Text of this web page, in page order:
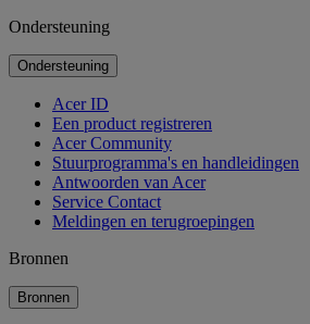
Ondersteuning
Ondersteuning
Acer ID
Een product registreren
Acer Community
Stuurprogramma's en handleidingen
Antwoorden van Acer
Service Contact
Meldingen en terugroepingen
Bronnen
Bronnen